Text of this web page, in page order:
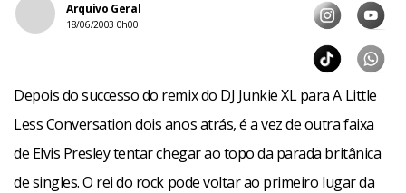
Arquivo Geral
18/06/2003 0h00
Depois do successo do remix do DJ Junkie XL para A Little
Less Conversation dois anos atrás, é a vez de outra faixa
de Elvis Presley tentar chegar ao topo da parada britânica
de singles. O rei do rock pode voltar ao primeiro lugar da